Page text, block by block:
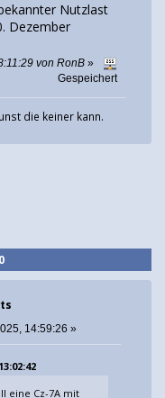
Nutzlast
Dezember
von RonB »
Gespeichert
die keiner kann.
14:59:26 »
eine Cz-7A mit